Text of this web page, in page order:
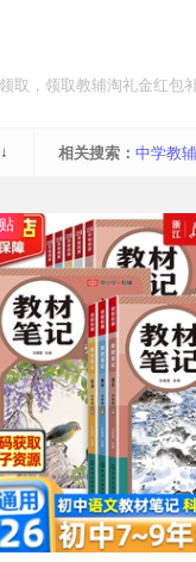
取，领取教辅淘礼金红包
相关搜索： 中学教辅